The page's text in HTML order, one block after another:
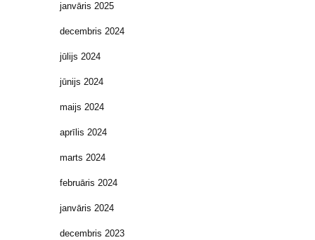
janvāris 2025
decembris 2024
jūlijs 2024
jūnijs 2024
maijs 2024
aprīlis 2024
marts 2024
februāris 2024
janvāris 2024
decembris 2023